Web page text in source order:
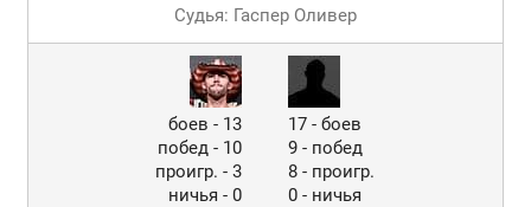
Судья: Гаспер Оливер
боев - 13
побед - 10
проигр. - 3
ничья - 0
17 - боев
9 - побед
8 - проигр.
0 - ничья